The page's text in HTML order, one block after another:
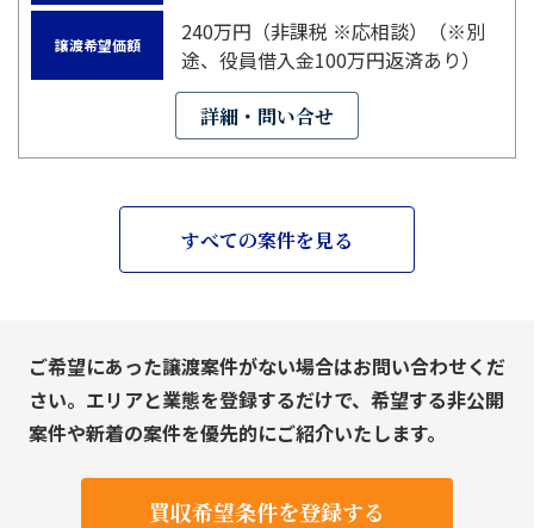
譲渡希望価額
240万円（非課税 ※応相談）（※別
途、役員借入金100万円返済あり）
詳細・問い合せ
すべての案件を見る
ご希望にあった譲渡案件がない場合はお問い合わせくだ
さい。エリアと業態を登録するだけで、希望する非公開
案件や新着の案件を優先的にご紹介いたします。
買収希望条件を登録する